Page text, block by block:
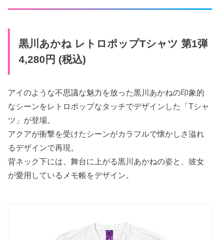
黒川あかね レトロポップTシャツ 第1弾
4,280円 (税込)
アイのような不思議な魅力を放った黒川あかねの印象的
なシーンをレトロポップなタッチでデザインした「Tシャ
ツ」が登場。
アクアが衝撃を受けたシーンがカラフルで懐かしさ溢れ
るデザインで再現。
背ネック下には、舞台に上がる黒川あかねの姿と、彼女
が愛用しているメモ帳をデザイン。